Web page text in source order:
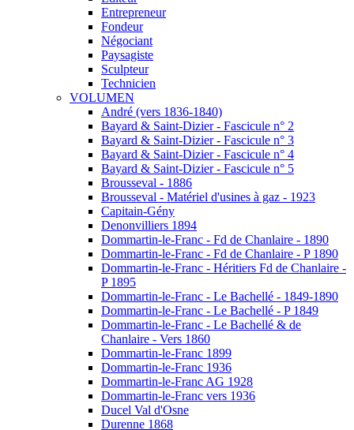
Entrepreneur
Fondeur
Négociant
Paysagiste
Sculpteur
Technicien
VOLUMEN
André (vers 1836-1840)
Bayard & Saint-Dizier - Fascicule n° 2
Bayard & Saint-Dizier - Fascicule n° 3
Bayard & Saint-Dizier - Fascicule n° 4
Bayard & Saint-Dizier - Fascicule n° 5
Brousseval - 1886
Brousseval - Matériel d'usines à gaz - 1923
Capitain-Gény
Denonvilliers 1894
Dommartin-le-Franc - Fd de Chanlaire - 1890
Dommartin-le-Franc - Fd de Chanlaire - P 1890
Dommartin-le-Franc - Héritiers Fd de Chanlaire -
P 1895
Dommartin-le-Franc - Le Bachellé - 1849-1890
Dommartin-le-Franc - Le Bachellé - P 1849
Dommartin-le-Franc - Le Bachellé & de
Chanlaire - Vers 1860
Dommartin-le-Franc 1899
Dommartin-le-Franc 1936
Dommartin-le-Franc AG 1928
Dommartin-le-Franc vers 1936
Ducel Val d'Osne
Durenne 1868